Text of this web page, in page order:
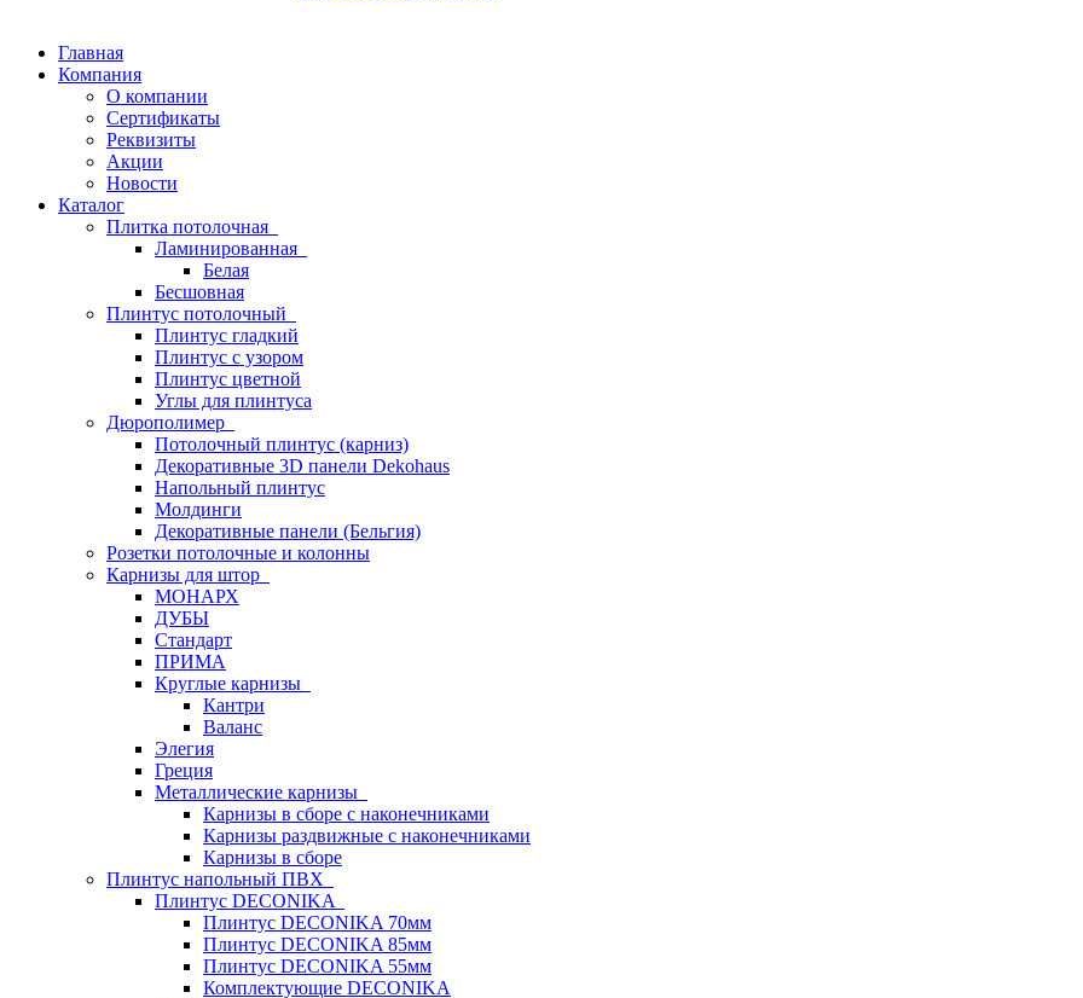
Главная
Компания
О компании
Сертификаты
Реквизиты
Акции
Новости
Каталог
Плитка потолочная
Ламинированная
Белая
Бесшовная
Плинтус потолочный
Плинтус гладкий
Плинтус с узором
Плинтус цветной
Углы для плинтуса
Дюрополимер
Потолочный плинтус (карниз)
Декоративные 3D панели Dekohaus
Напольный плинтус
Молдинги
Декоративные панели (Бельгия)
Розетки потолочные и колонны
Карнизы для штор
МОНАРХ
ДУБЫ
Стандарт
ПРИМА
Круглые карнизы
Кантри
Валанс
Элегия
Греция
Металлические карнизы
Карнизы в сборе с наконечниками
Карнизы раздвижные с наконечниками
Карнизы в сборе
Плинтус напольный ПВХ
Плинтус DECONIKA
Плинтус DECONIKA 70мм
Плинтус DECONIKA 85мм
Плинтус DECONIKA 55мм
Комплектующие DECONIKA